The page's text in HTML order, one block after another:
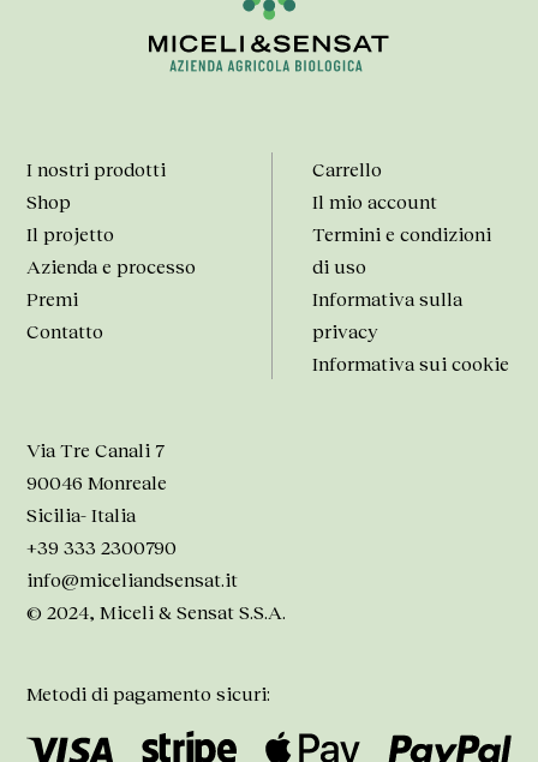
I nostri prodotti
Shop
Il projetto
Azienda e processo
Premi
Contatto
Carrello
Il mio account
Termini e condizioni
di uso
Informativa sulla
privacy
Informativa sui cookie
Via Tre Canali 7
90046 Monreale
Sicilia- Italia
+39 333 2300790
info@miceliandsensat.it
© 2024, Miceli & Sensat S.S.A.
Metodi di pagamento sicuri: